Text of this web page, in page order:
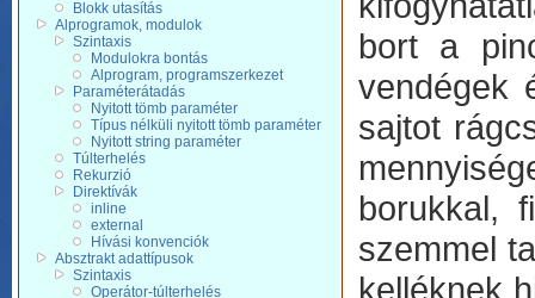
Blokk utasítás
Alprogramok, modulok
Szintaxis
Modulokra bontás
Alprogram, programszerkezet
Paraméterátadás
Nyitott tömb paraméter
Típus nélküli nyitott tömb paraméter
Nyitott string paraméter
Túlterhelés
Rekurzió
Direktívák
inline
external
Hívási konvenciók
Absztrakt adattípusok
Szintaxis
Operátor-túlterhelés
bort a
vendégek
sajtot
borukkal,
szemmel
kelléknek